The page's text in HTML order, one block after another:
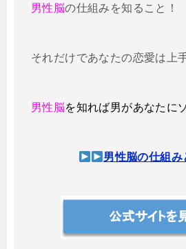
男性脳の仕組みを知ること！
それだけであなたの恋愛は上
男性脳を知れば男があなたに
男性脳の仕組み